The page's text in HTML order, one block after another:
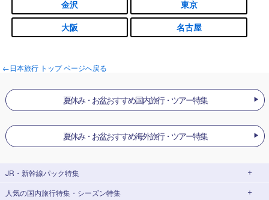
金沢
東京
大阪
名古屋
←日本旅行 トップ ページへ戻る
夏休み・お盆おすすめ国内旅行・ツアー特集
夏休み・お盆おすすめ海外旅行・ツアー特集
JR・新幹線パック特集
JR・新幹線＋ホテルパック
人気の国内旅行特集・シーズン特集